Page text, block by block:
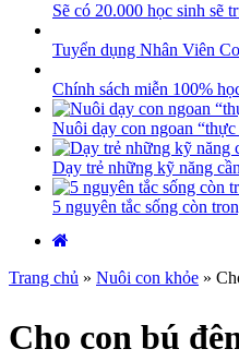
Sẽ có 20.000 học sinh sẽ
Tuyển dụng Nhân Viên
Chính sách miễn 100%
Nuôi dạy con ngoan
Dạy trẻ những kỹ năng
5 nguyên tắc sống còn
Trang chủ » Nuôi con khỏe »
Cho con bú